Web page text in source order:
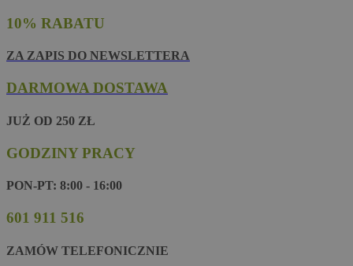
10% RABATU
ZA ZAPIS DO NEWSLETTERA
DARMOWA DOSTAWA
JUŻ OD 250 ZŁ
GODZINY PRACY
PON-PT: 8:00 - 16:00
601 911 516
ZAMÓW TELEFONICZNIE